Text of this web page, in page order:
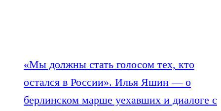
«Мы должны стать голосом тех, кто
остался в России». Илья Яшин — о
берлинском марше уехавших и диалоге с